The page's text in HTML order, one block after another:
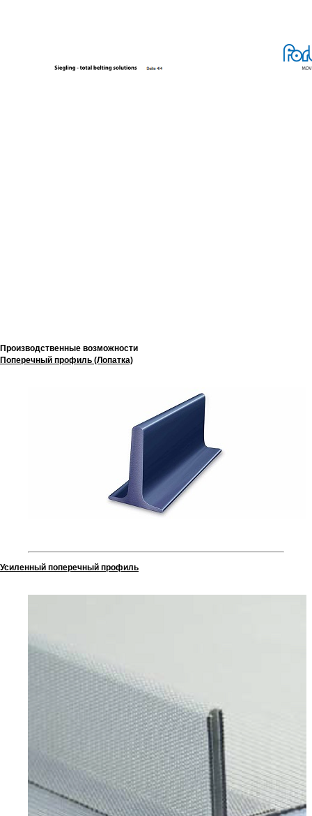
Производственные возможности
Поперечный профиль (Лопатка)
Усиленный поперечный профиль